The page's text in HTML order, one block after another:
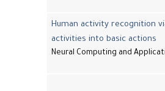
Human activity recognition
activities into basic actions
Neural Computing and